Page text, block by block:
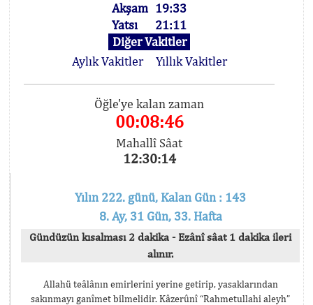
Akşam 19:33
Yatsı
21:11
Diğer Vakitler
Aylık Vakitler
Yıllık Vakitler
Öğle'ye kalan zaman
00:08:46
Mahallî Sâat
12:30:14
Yılın 222. günü, Kalan Gün : 143
8. Ay, 31 Gün, 33. Hafta
Gündüzün kısalması 2 dakika - Ezânî sâat 1 dakika ileri
alınır.
Allahü teâlânın emirlerini yerine getirip, yasaklarından
sakınmayı ganîmet bilmelidir. Kâzerûnî “Rahmetullahi aleyh”